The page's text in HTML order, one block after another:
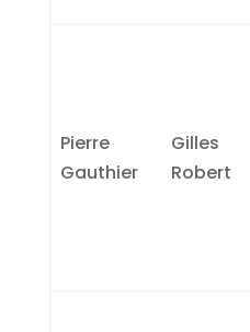
Pierre
Gauthier
Gilles
Robert